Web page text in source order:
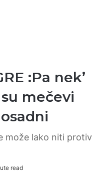
:Pa nek’
mečevi
može lako niti protiv
read